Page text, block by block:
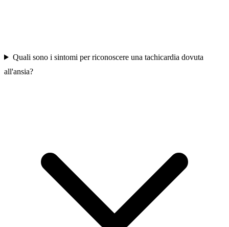
Quali sono i sintomi per riconoscere una tachicardia dovuta
all'ansia?